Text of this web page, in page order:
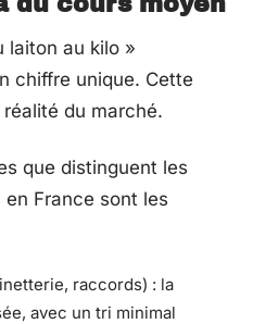
laiton au kilo »
chiffre unique. Cette
du marché.
que distinguent les
France sont les
raccords) : la
avec un tri minimal